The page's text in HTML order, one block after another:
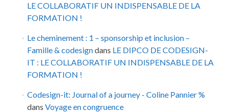
LE COLLABORATIF UN INDISPENSABLE DE LA
FORMATION !
Le cheminement : 1 – sponsorship et inclusion –
Famille & codesigndans LE DIPCO DE CODESIGN-
IT : LE COLLABORATIF UN INDISPENSABLE DE LA
FORMATION !
Codesign-it: Journal of a journey - Coline Pannier %
dans Voyage en congruence